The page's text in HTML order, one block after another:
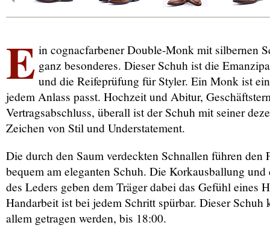
E in cognacfarbener Double-Monk mit silbernen
ganz besonderes. Dieser Schuh ist die
und die Reifeprüfung für Styler. Ein Monk ist
jedem Anlass passt. Hochzeit und Abitur,
Vertragsabschluss, überall ist der Schuh mit seiner
Zeichen von Stil und Understatement.
Die durch den Saum verdeckten Schnallen führen den
bequem am eleganten Schuh. Die Korkausballung
des Leders geben dem Träger dabei das Gefühl eines
Handarbeit ist bei jedem Schritt spürbar. Dieser
allem getragen werden, bis 18:00.